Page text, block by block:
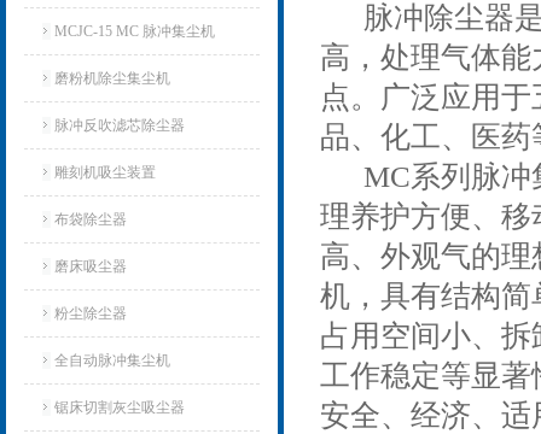
MCJC-15 MC 脉冲集尘机
磨粉机除尘集尘机
脉冲反吹滤芯除尘器
雕刻机吸尘装置
布袋除尘器
磨床吸尘器
粉尘除尘器
全自动脉冲集尘机
锯床切割灰尘吸尘器
脉冲除尘器是
高，处理气体
点。广泛应用
品、化工、医药
MC系列脉
理养护方便、
高、外观气的
机，具有结构
占用空间小、
工作稳定等显
安全、经济、